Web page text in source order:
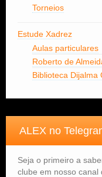
Torneios
Estude Xadrez
Aulas particulares
Roberto de
Biblioteca Dijalma
ALEX no
Seja o primeiro a
clube em nosso canal